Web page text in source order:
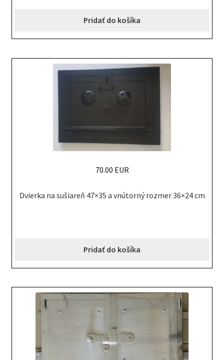
Pridať do košíka
Dvierka na sušiareň 47×35 a vnútorný rozmer 36×24 cm
70.00 EUR
Pridať do košíka